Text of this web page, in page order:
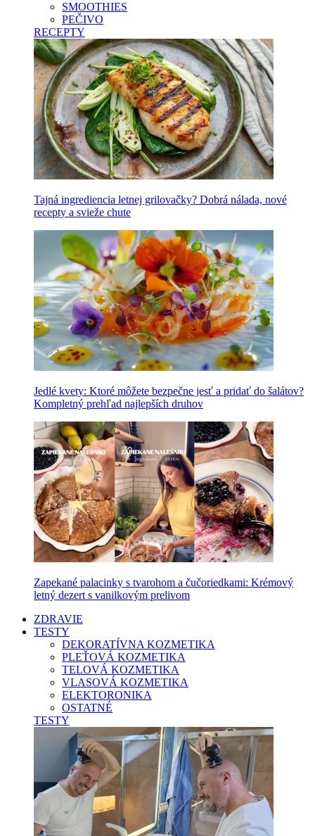
SMOOTHIES
PEČIVO
RECEPTY
Tajná ingrediencia letnej grilovačky? Dobrá nálada, nové
recepty a svieže chute
Jedlé kvety: Ktoré môžete bezpečne jesť a pridať do šalátov?
Kompletný prehľad najlepších druhov
Zapekané palacinky s tvarohom a čučoriedkami: Krémový
letný dezert s vanilkovým prelivom
ZDRAVIE
TESTY
DEKORATÍVNA KOZMETIKA
PLEŤOVÁ KOZMETIKA
TELOVÁ KOZMETIKA
VLASOVÁ KOZMETIKA
ELEKTORONIKA
OSTATNÉ
TESTY